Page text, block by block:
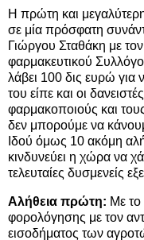
Η πρώτη και
σε μία πρόσφατη
Γιώργου Σταθάκη με
φαρμακευτικού
λάβει 100 δις ευρώ για
του είπε και οι
φαρμακοποιούς και
δεν μπορούμε να
Ιδού όμως 10 ακόμη
κινδυνεύει η χώρα να
τελευταίες δυσμενείς
Αλήθεια πρώτη: Με
φορολόγησης με τον
εισοδήματος των